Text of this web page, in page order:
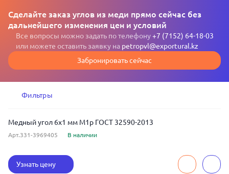
Сделайте заказ углов из меди прямо сейчас без
дальнейшего изменения цен и условий
Все вопросы можно задать по телефону+7 (7152) 64-18-03
или можете оставить заявку на petropvl@exportural.kz
Забронировать сейчас
Фильтры
Медный угол 6x1 мм М1р ГОСТ 32590-2013
Арт.331-3969405 В наличии
Узнать цену